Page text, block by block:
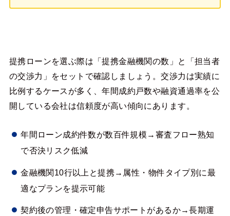
提携ローンを選ぶ際は「提携金融機関の数」と「担当者
の交渉力」をセットで確認しましょう。交渉力は実績に
比例するケースが多く、年間成約戸数や融資通過率を公
開している会社は信頼度が高い傾向にあります。
年間ローン成約件数が数百件規模→審査フロー熟知
で否決リスク低減
金融機関10行以上と提携→属性・物件タイプ別に最
適なプランを提示可能
契約後の管理・確定申告サポートがあるか→長期運